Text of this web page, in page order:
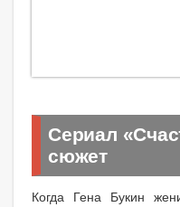
Сериал
сюжет
Когда Гена Букин